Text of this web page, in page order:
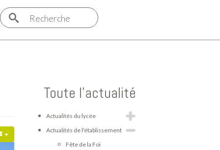
Recherche
Toute l'actualité
Actualités du lycée
Actualités de l'établissement
Fête de la Foi